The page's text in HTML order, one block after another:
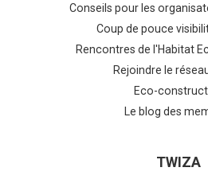
Conseils pour les
Coup de pouce
Rencontres de l'Habitat
Rejoindre le
Eco-
Le blog des
TWIZA